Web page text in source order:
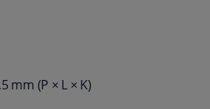
mm (P × L × K)